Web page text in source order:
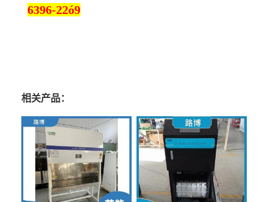
6396-22ó9
相关产品：